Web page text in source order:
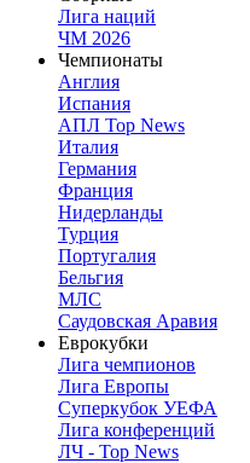
Лига наций
ЧМ 2026
Чемпионаты
Англия
Испания
АПЛ Top News
Италия
Германия
Франция
Нидерланды
Турция
Португалия
Бельгия
МЛС
Саудовская Аравия
Еврокубки
Лига чемпионов
Лига Европы
Суперкубок УЕФА
Лига конференций
ЛЧ - Top News